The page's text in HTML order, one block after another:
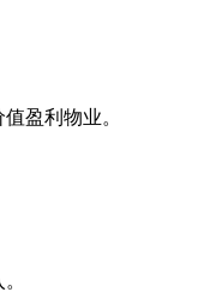
盈利物业。